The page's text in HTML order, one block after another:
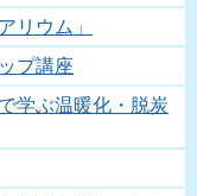
リウム」
プ講座
学ぶ温暖化・脱炭